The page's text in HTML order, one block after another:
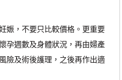
，不要只比較價格。更重要
孕週數及身體狀況，再由婦產
險及術後護理，之後再作出適